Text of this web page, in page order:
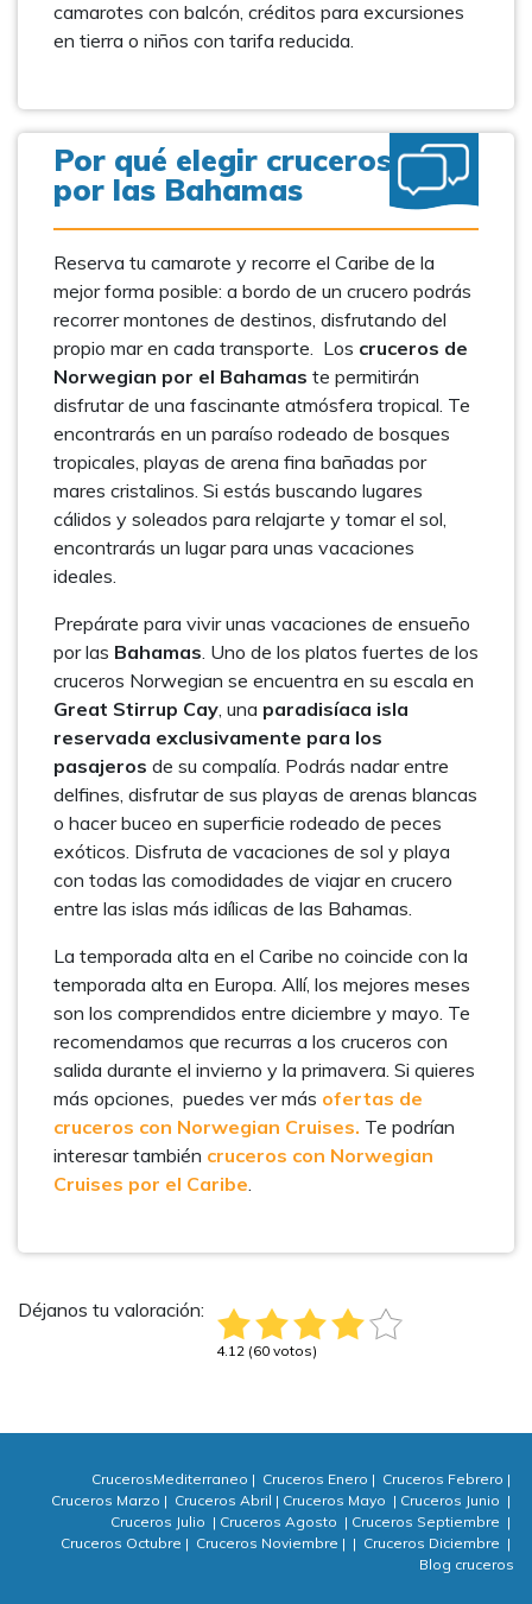
camarotes con balcón, créditos para excursiones
en tierra o niños con tarifa reducida.
Por qué elegir cruceros
por las Bahamas
Reserva tu camarote y recorre el Caribe de la
mejor forma posible: a bordo de un crucero podrás
recorrer montones de destinos, disfrutando del
propio mar en cada transporte. Los cruceros de
Norwegian por el Bahamas te permitirán
disfrutar de una fascinante atmósfera tropical. Te
encontrarás en un paraíso rodeado de bosques
tropicales, playas de arena fina bañadas por
mares cristalinos. Si estás buscando lugares
cálidos y soleados para relajarte y tomar el sol,
encontrarás un lugar para unas vacaciones
ideales.
Prepárate para vivir unas vacaciones de ensueño
por las Bahamas. Uno de los platos fuertes de los
cruceros Norwegian se encuentra en su escala en
Great Stirrup Cay, una paradisíaca isla
reservada exclusivamente para los
pasajeros de su compalía. Podrás nadar entre
delfines, disfrutar de sus playas de arenas blancas
o hacer buceo en superficie rodeado de peces
exóticos. Disfruta de vacaciones de sol y playa
con todas las comodidades de viajar en crucero
entre las islas más idílicas de las Bahamas.
La temporada alta en el Caribe no coincide con la
temporada alta en Europa. Allí, los mejores meses
son los comprendidos entre diciembre y mayo. Te
recomendamos que recurras a los cruceros con
salida durante el invierno y la primavera. Si quieres
más opciones, puedes ver más ofertas de
cruceros con Norwegian Cruises. Te podrían
interesar también cruceros con Norwegian
Cruises por el Caribe.
Déjanos tu valoración:
4.12 (60 votos)
CrucerosMediterraneo | Cruceros Enero | Cruceros Febrero |
Cruceros Marzo | Cruceros Abril | Cruceros Mayo | Cruceros Junio |
Cruceros Julio | Cruceros Agosto | Cruceros Septiembre |
Cruceros Octubre | Cruceros Noviembre | | Cruceros Diciembre |
Blog cruceros